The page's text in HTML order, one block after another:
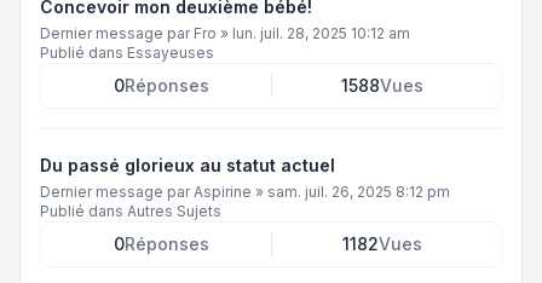
Concevoir mon deuxième bébé!
Dernier message par Fro » lun. juil. 28, 2025 10:12 am
Publié dans Essayeuses
0Réponses 1588Vues
Du passé glorieux au statut actuel
Dernier message parAspirine » sam. juil. 26, 2025 8:12 pm
Publié dans Autres Sujets
0Réponses 1182Vues